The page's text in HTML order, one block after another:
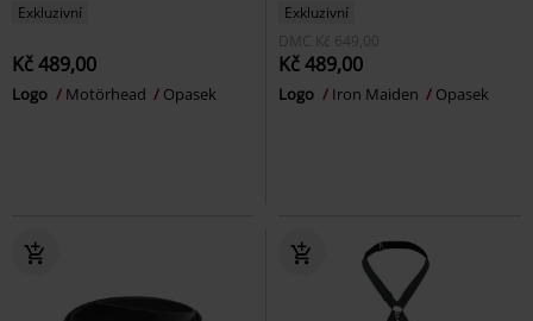
Exkluzivní
Kč 489,00
Logo Motörhead Opasek
Exkluzivní
DMC
Kč 649,00
Kč 489,00
Logo Iron Maiden Opasek